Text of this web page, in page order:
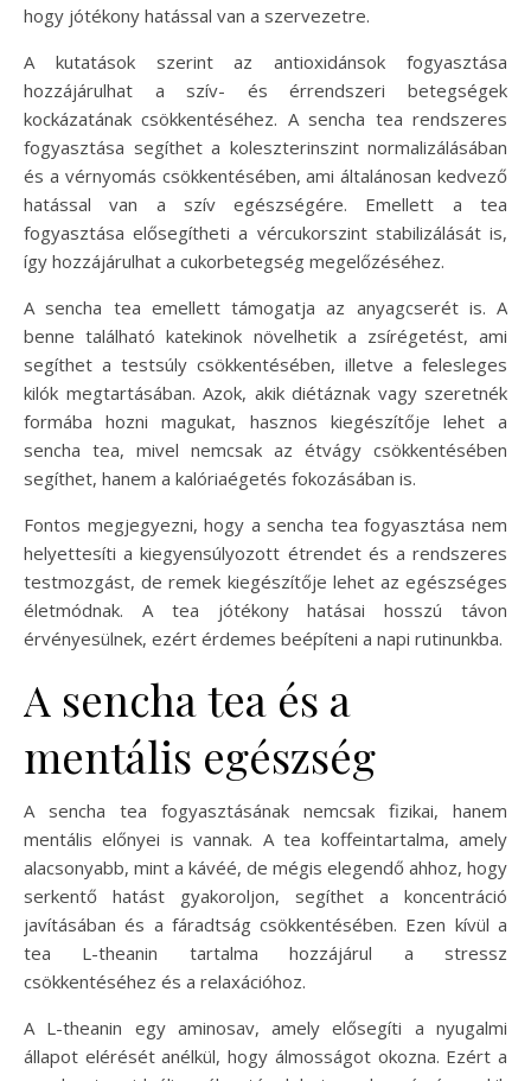
hogy jótékony hatással van a szervezetre.
A kutatások szerint az antioxidánsok fogyasztása
hozzájárulhat a szív- és érrendszeri betegségek
kockázatának csökkentéséhez. A sencha tea rendszeres
fogyasztása segíthet a koleszterinszint normalizálásában
és a vérnyomás csökkentésében, ami általánosan kedvező
hatással van a szív egészségére. Emellett a tea
fogyasztása elősegítheti a vércukorszint stabilizálását is,
így hozzájárulhat a cukorbetegség megelőzéséhez.
A sencha tea emellett támogatja az anyagcserét is. A
benne található katekinok növelhetik a zsírégetést, ami
segíthet a testsúly csökkentésében, illetve a felesleges
kilók megtartásában. Azok, akik diétáznak vagy szeretnék
formába hozni magukat, hasznos kiegészítője lehet a
sencha tea, mivel nemcsak az étvágy csökkentésében
segíthet, hanem a kalóriaégetés fokozásában is.
Fontos megjegyezni, hogy a sencha tea fogyasztása nem
helyettesíti a kiegyensúlyozott étrendet és a rendszeres
testmozgást, de remek kiegészítője lehet az egészséges
életmódnak. A tea jótékony hatásai hosszú távon
érvényesülnek, ezért érdemes beépíteni a napi rutinunkba.
A sencha tea és a
mentális egészség
A sencha tea fogyasztásának nemcsak fizikai, hanem
mentális előnyei is vannak. A tea koffeintartalma, amely
alacsonyabb, mint a kávéé, de mégis elegendő ahhoz, hogy
serkentő hatást gyakoroljon, segíthet a koncentráció
javításában és a fáradtság csökkentésében. Ezen kívül a
tea L-theanin tartalma hozzájárul a stressz
csökkentéséhez és a relaxációhoz.
A L-theanin egy aminosav, amely elősegíti a nyugalmi
állapot elérését anélkül, hogy álmosságot okozna. Ezért a